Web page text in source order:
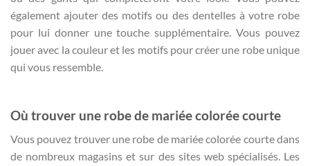
également ajouter des motifs ou des dentelles à votre robe
pour lui donner une touche supplémentaire. Vous pouvez
jouer avec la couleur et les motifs pour créer une robe unique
qui vous ressemble.
Où trouver une robe de mariée colorée courte
Vous pouvez trouver une robe de mariée colorée courte dans
de nombreux magasins et sur des sites web spécialisés. Les